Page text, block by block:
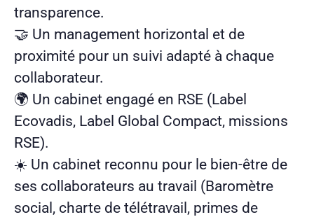
transparence.
🤝 Un management horizontal et de
proximité pour un suivi adapté à chaque
collaborateur.
🌍 Un cabinet engagé en RSE (Label
Ecovadis, Label Global Compact, missions
RSE).
☀️ Un cabinet reconnu pour le bien-être de
ses collaborateurs au travail (Baromètre
social, charte de télétravail, primes de